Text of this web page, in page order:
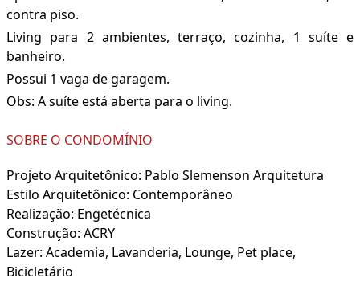
contra piso.
Living para 2 ambientes, terraço, cozinha, 1 suíte e
banheiro.
Possui 1 vaga de garagem.
Obs: A suíte está aberta para o living.
SOBRE O CONDOMÍNIO
Projeto Arquitetônico: Pablo Slemenson Arquitetura
Estilo Arquitetônico: Contemporâneo
Realização: Engetécnica
Construção: ACRY
Lazer: Academia, Lavanderia, Lounge, Pet place,
Bicicletário